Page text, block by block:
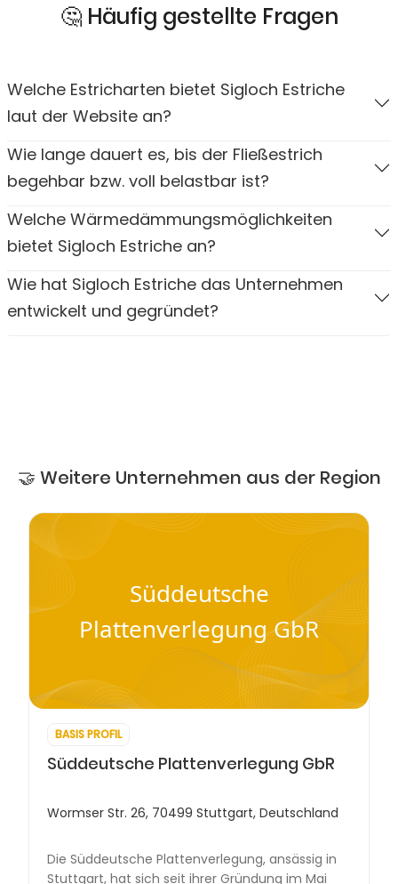
🤔 Häufig gestellte Fragen
Welche Estricharten bietet Sigloch Estriche
laut der Website an?
Wie lange dauert es, bis der Fließestrich
begehbar bzw. voll belastbar ist?
Welche Wärmedämmungsmöglichkeiten
bietet Sigloch Estriche an?
Wie hat Sigloch Estriche das Unternehmen
entwickelt und gegründet?
🤝 Weitere Unternehmen aus der Region
Süddeutsche
Plattenverlegung GbR
BASIS PROFIL
Süddeutsche Plattenverlegung GbR
Wormser Str. 26, 70499 Stuttgart, Deutschland
Die Süddeutsche Plattenverlegung, ansässig in
Stuttgart, hat sich seit ihrer Gründung im Mai